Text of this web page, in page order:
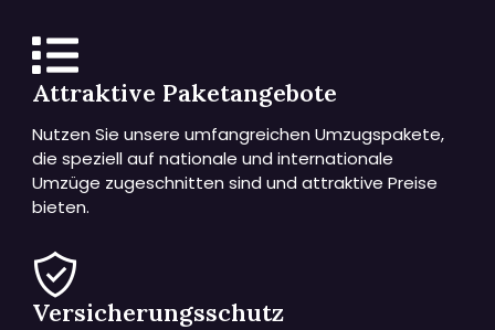
Attraktive Paketangebote
Nutzen Sie unsere umfangreichen Umzugspakete,
die speziell auf nationale und internationale
Umzüge zugeschnitten sind und attraktive Preise
bieten.
Versicherungsschutz